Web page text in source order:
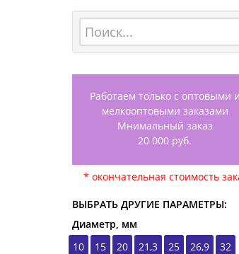
Работаем только с оптовыми и
мелкооптовыми заказами
Мнимальный заказ
20 000 руб.
* окончательная стоимость
ВЫБРАТЬ ДРУГИЕ ПАРАМЕТРЫ:
Диаметр, мм
10
15 20 21,3 25 26,9
32